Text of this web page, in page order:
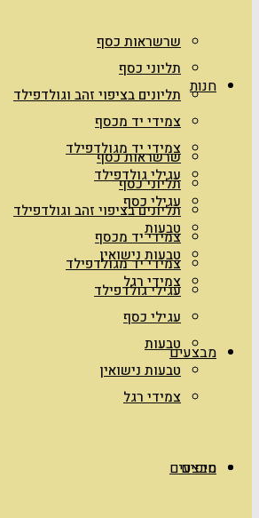
שרשראות כסף
תליוני כסף
תליונים בציפוי זהב וגולדפילד
צמידי יד מכסף
צמידי יד מגולדפילד
עגילי גולדפילד
עגילי כסף
טבעות
טבעות נישואין
צמידי רגל
מבצעים
טיפים
חנות
שרשראות כסף
תליוני כסף
תליונים בציפוי זהב וגולדפילד
צמידי יד מכסף
צמידי יד מגולדפילד
עגילי גולדפילד
עגילי כסף
טבעות
טבעות נישואין
צמידי רגל
מבצעים